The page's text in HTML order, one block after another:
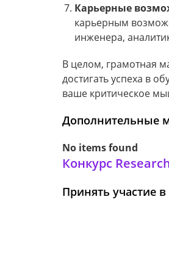
Карьерные
карьерным
инженера,
В целом, грамотная
достигать успеха в
ваше критическое
Дополнительные
No items found
Конкурс
Принять участие